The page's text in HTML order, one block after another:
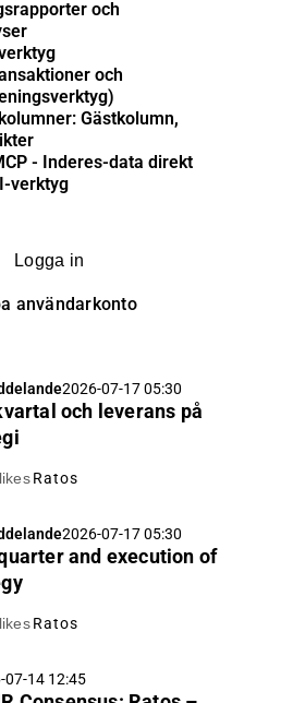
och
och
Gästkolumn,
- Inderes-data direkt
verktyg
Logga in
användarkonto
2026-07-17 05:30
och leverans på
Ratos
2026-07-17 05:30
and execution of
Ratos
07-14 12:45